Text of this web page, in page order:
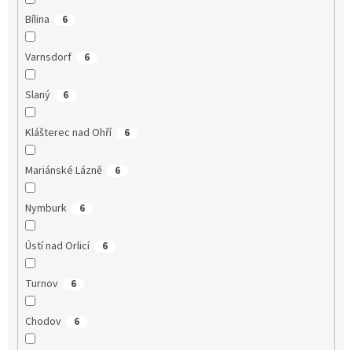
Bílina 6
Varnsdorf 6
Slaný 6
Klášterec nad Ohří 6
Mariánské Lázně 6
Nymburk 6
Ústí nad Orlicí 6
Turnov 6
Chodov 6